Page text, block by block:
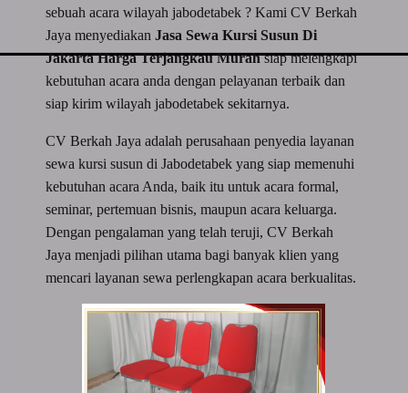
sebuah acara wilayah jabodetabek ? Kami CV Berkah
Jaya menyediakanJasa Sewa Kursi Susun Di
Jakarta Harga Terjangkau Murahsiap melengkapi
kebutuhan acara anda dengan pelayanan terbaik dan
siap kirim wilayah jabodetabek sekitarnya.
CV Berkah Jaya adalah perusahaan penyedia layanan
sewa kursi susun di Jabodetabek yang siap memenuhi
kebutuhan acara Anda, baik itu untuk acara formal,
seminar, pertemuan bisnis, maupun acara keluarga.
Dengan pengalaman yang telah teruji, CV Berkah
Jaya menjadi pilihan utama bagi banyak klien yang
mencari layanan sewa perlengkapan acara berkualitas.